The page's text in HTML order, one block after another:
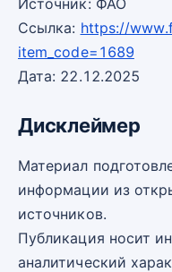
Источник: ФАО
Ссылка: https://
item_code=1689
Дата: 22.12.2025
Дисклеймер
Материал
информации из
источников.
Публикация носит
аналитический